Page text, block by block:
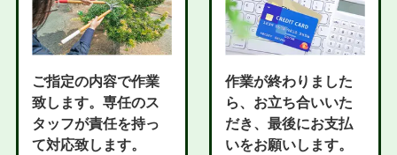
ご指定の内容で作業
致します。専任のス
タッフが責任を持っ
て対応致します。
作業が終わりました
ら、お立ち合いいた
だき、最後にお支払
いをお願いします。